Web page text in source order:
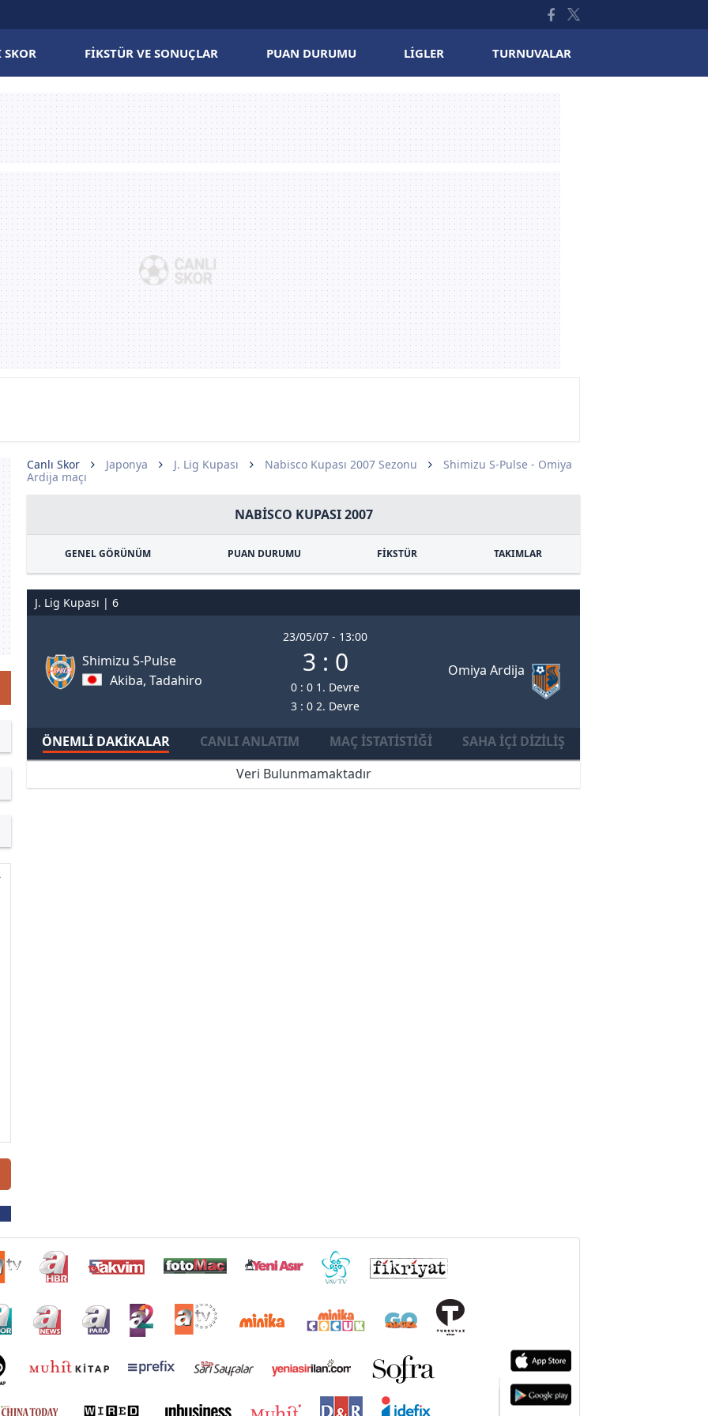
SKOR FIKSTÜR VE SONUÇLAR PUAN DURUMU LIGLER TURNUVALAR
Canlı Skor Japonya J. Lig Kupası Nabisco Kupası 2007 Sezonu
Shimizu S-Pulse - Omiya
Ardija maçı
NABISCO KUPASI 2007
GENEL GÖRÜNÜM PUAN DURUMU FİKSTÜR TAKIMLAR
J. Lig Kupası | 6
Shimizu S-Pulse
Akiba, Tadahiro
23/05/07 - 13:00
3 : 0
0 : 0 1. Devre
3 : 0 2. Devre
Omiya Ardija
ÖNEMLI DAKIKALAR CANLI ANLATIM MAÇ İSTATISTIĞI
SAHA İÇI DIZILIŞ
Veri Bulunmamaktadır